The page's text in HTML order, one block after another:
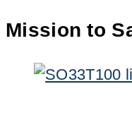
Mission to